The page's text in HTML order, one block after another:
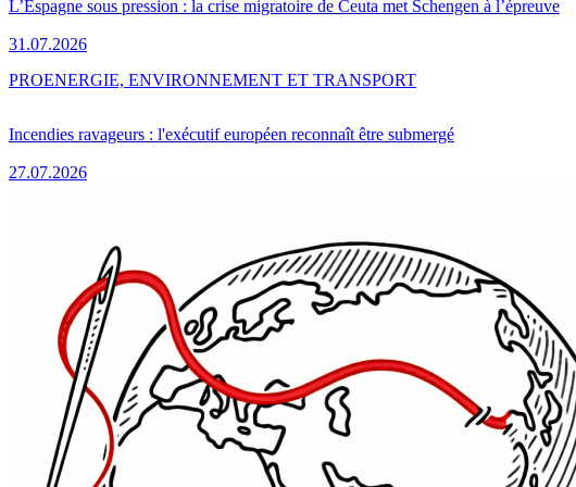
L’Espagne sous pression : la crise migratoire de Ceuta met Schengen à l’épreuve
31.07.2026
Incendies ravageurs : l'exécutif européen reconnaît être submergé
27.07.2026
PROENERGIE, ENVIRONNEMENT ET TRANSPORT